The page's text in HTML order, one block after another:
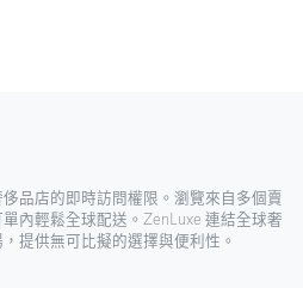
品店的即時訪問權限。瀏覽來自多個賣
內輕鬆全球配送。ZenLuxe 連結全球奢
提供無可比擬的選擇與便利性。